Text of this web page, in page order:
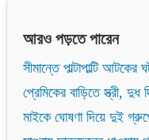
আরও পড়তে পারেন
সীমান্তে পাল্টাপাল্টি
প্রেমিকের বাড়িতে স্ত্রী,
মাইকে ঘোষণা দিয়ে দুই